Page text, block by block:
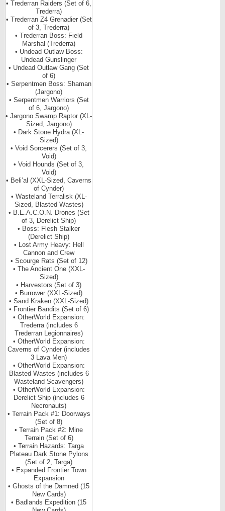
• Trederran Raiders (Set of 6,
Trederra)
• Trederran Z4 Grenadier (Set
of 3, Trederra)
• Trederran Boss: Field
Marshal (Trederra)
• Undead Outlaw Boss:
Undead Gunslinger
• Undead Outlaw Gang (Set
of 6)
• Serpentmen Boss: Shaman
(Jargono)
• Serpentmen Warriors (Set
of 6, Jargono)
• Jargono Swamp Raptor (XL-
Sized, Jargono)
• Dark Stone Hydra (XL-
Sized)
• Void Sorcerers (Set of 3,
Void)
• Void Hounds (Set of 3,
Void)
• Beli’al (XXL-Sized, Caverns
of Cynder)
• Wasteland Terralisk (XL-
Sized, Blasted Wastes)
• B.E.A.C.O.N. Drones (Set
of 3, Derelict Ship)
• Boss: Flesh Stalker
(Derelict Ship)
• Lost Army Heavy: Hell
Cannon and Crew
• Scourge Rats (Set of 12)
• The Ancient One (XXL-
Sized)
• Harvestors (Set of 3)
• Burrower (XXL-Sized)
• Sand Kraken (XXL-Sized)
• Frontier Bandits (Set of 6)
• OtherWorld Expansion:
Trederra (includes 6
Trederran Legionnaires)
• OtherWorld Expansion:
Caverns of Cynder (includes
3 Lava Men)
• OtherWorld Expansion:
Blasted Wastes (includes 6
Wasteland Scavengers)
• OtherWorld Expansion:
Derelict Ship (includes 6
Necronauts)
• Terrain Pack #1: Doorways
(Set of 8)
• Terrain Pack #2: Mine
Terrain (Set of 6)
• Terrain Hazards: Targa
Plateau Dark Stone Pylons
(Set of 2, Targa)
• Expanded Frontier Town
Expansion
• Ghosts of the Damned (15
New Cards)
• Badlands Expedition (15